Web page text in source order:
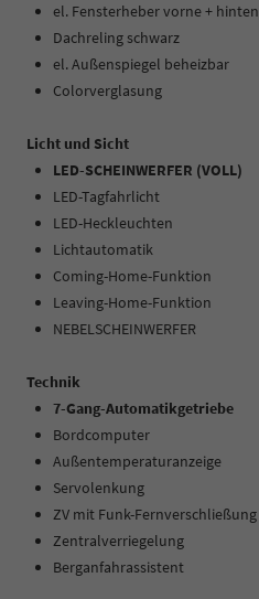
el. Fensterheber vorne + hinten
Dachreling schwarz
el. Außenspiegel beheizbar
Colorverglasung
Licht und Sicht
LED-SCHEINWERFER (VOLL)
LED-Tagfahrlicht
LED-Heckleuchten
Lichtautomatik
Coming-Home-Funktion
Leaving-Home-Funktion
NEBELSCHEINWERFER
Technik
7-Gang-Automatikgetriebe
Bordcomputer
Außentemperaturanzeige
Servolenkung
ZV mit Funk-Fernverschließung
Zentralverriegelung
Berganfahrassistent